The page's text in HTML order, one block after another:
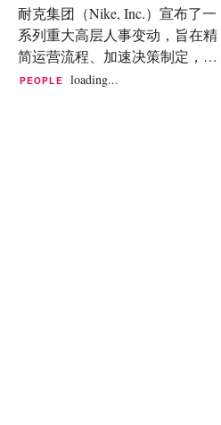
体系、实现长期盈利增长回归至
关重要。此次裁员是继去年 8 月
裁减不到 1% 企业员工之后的又一
轮人力调整。 勒索软件团伙声称
东及非洲区副总裁兼总经理 Carl
Grebert 在公司任职近30年后决定
退休。Grebert 于1997年加入这家
美国公司,在职期间担任过多个全
耐克集团（Nike, Inc.）宣布了一
系列重大高层人事变动，旨在精
简运营流程、加速决策制定，并
加强公司与消费者及运动员之间
PEOPLE loading...